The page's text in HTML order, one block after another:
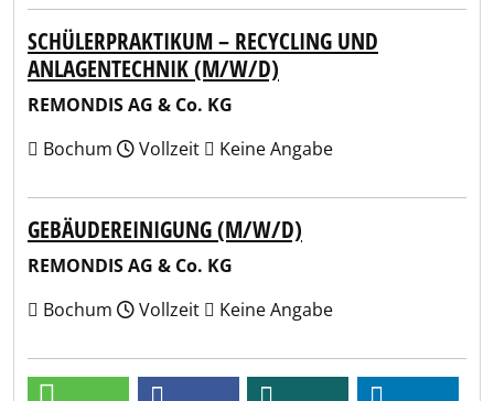
SCHÜLERPRAKTIKUM – RECYCLING UND
ANLAGENTECHNIK (M/W/D)
REMONDIS AG & Co. KG
Bochum
Vollzeit Keine Angabe
GEBÄUDEREINIGUNG (M/W/D)
REMONDIS AG & Co. KG
Bochum
Vollzeit Keine Angabe